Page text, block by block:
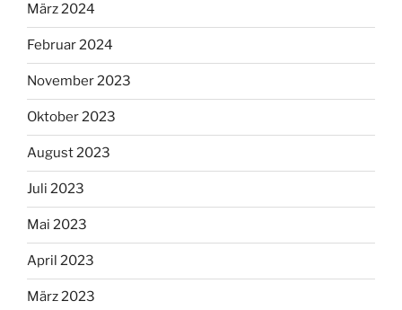
März 2024
Februar 2024
November 2023
Oktober 2023
August 2023
Juli 2023
Mai 2023
April 2023
März 2023